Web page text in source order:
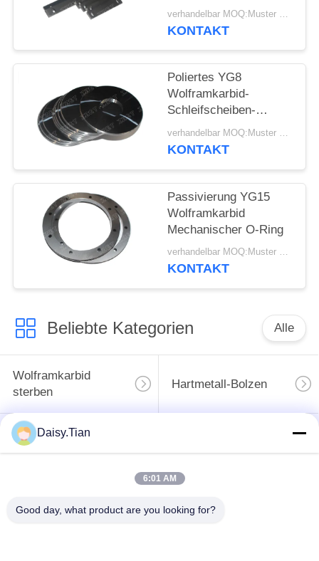
verhandelbar MOQ:Muster werden angenommen
KONTAKT
Poliertes YG8
Wolframkarbid-
Schleifscheiben-
Fräswerkzeug
verhandelbar MOQ:Muster werden angenommen
KONTAKT
Passivierung YG15
Wolframkarbid
Mechanischer O-Ring
verhandelbar MOQ:Muster werden angenommen
KONTAKT
Beliebte Kategorien Alle
Wolframkarbid
sterben
Hartmetall-Bolzen
Bergbaustückchen
des Hartmetalls
Wolframkarbid
Wolframkarbid nach
Verarbeitung von
Daisy.Tian
6:01 AM
Good day, what product are you looking for?